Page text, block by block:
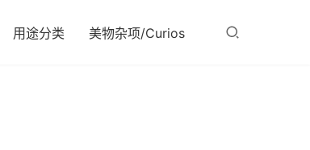
用途分类 美物杂项/Curios